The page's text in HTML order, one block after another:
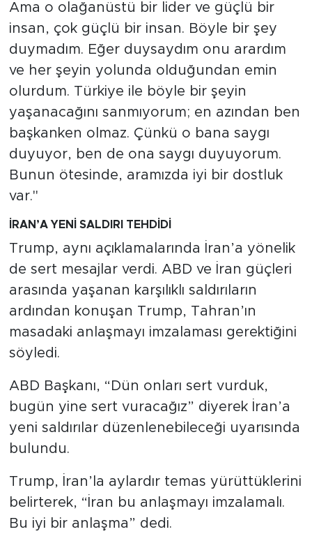
Ama o olağanüstü bir lider ve güçlü bir
insan, çok güçlü bir insan. Böyle bir şey
duymadım. Eğer duysaydım onu arardım
ve her şeyin yolunda olduğundan emin
olurdum. Türkiye ile böyle bir şeyin
yaşanacağını sanmıyorum; en azından ben
başkanken olmaz. Çünkü o bana saygı
duyuyor, ben de ona saygı duyuyorum.
Bunun ötesinde, aramızda iyi bir dostluk
var."
İRAN’A YENİ SALDIRI TEHDİDİ
Trump, aynı açıklamalarında İran’a yönelik
de sert mesajlar verdi. ABD ve İran güçleri
arasında yaşanan karşılıklı saldırıların
ardından konuşan Trump, Tahran’ın
masadaki anlaşmayı imzalaması gerektiğini
söyledi.
ABD Başkanı, “Dün onları sert vurduk,
bugün yine sert vuracağız” diyerek İran’a
yeni saldırılar düzenlenebileceği uyarısında
bulundu.
Trump, İran’la aylardır temas yürüttüklerini
belirterek, “İran bu anlaşmayı imzalamalı.
Bu iyi bir anlaşma” dedi.